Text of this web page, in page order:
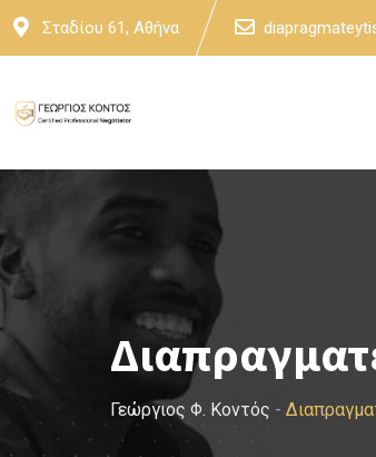
Skip
Σταδίου 61, Αθήνα
Γεώργιος Φ. Κοντός -